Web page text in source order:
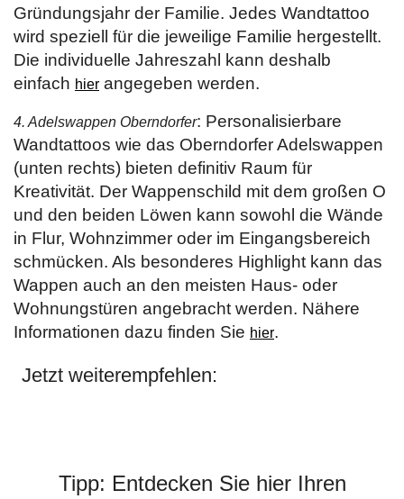
Gründungsjahr der Familie. Jedes Wandtattoo
wird speziell für die jeweilige Familie hergestellt.
Die individuelle Jahreszahl kann deshalb
einfach hier angegeben werden.
4. Adelswappen Oberndorfer: Personalisierbare
Wandtattoos wie das Oberndorfer Adelswappen
(unten rechts) bieten definitiv Raum für
Kreativität. Der Wappenschild mit dem großen O
und den beiden Löwen kann sowohl die Wände
in Flur, Wohnzimmer oder im Eingangsbereich
schmücken. Als besonderes Highlight kann das
Wappen auch an den meisten Haus- oder
Wohnungstüren angebracht werden. Nähere
Informationen dazu finden Sie hier.
Jetzt weiterempfehlen:
Tipp: Entdecken Sie hier Ihren